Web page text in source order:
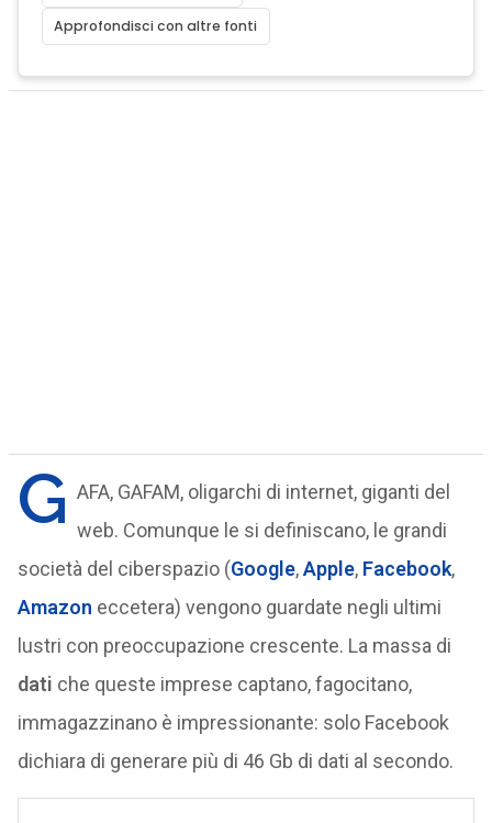
Approfondisci con altre fonti
G AFA, GAFAM, oligarchi di internet, giganti del
web. Comunque le si definiscano, le grandi
società del ciberspazio (Google,Apple, Facebook,
Amazon eccetera) vengono guardate negli ultimi
lustri con preoccupazione crescente. La massa di
dati che queste imprese captano, fagocitano,
immagazzinano è impressionante: solo Facebook
dichiara di generare più di 46 Gb di dati al secondo.